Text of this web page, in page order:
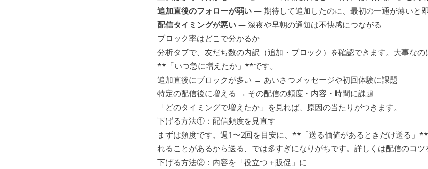
追加直後のフォローが弱い— 期待して追加したのに、最初の一通が薄いと
配信タイミングが悪い— 深夜や早朝の通知は不快感につながる
ブロック率はどこで分かるか
分析タブで、友だち数の内訳（追加・ブロック）を確認できます。大事なの
**「いつ急に増えたか」**です。
追加直後にブロックが多い → あいさつメッセージや初回体験に課題
特定の配信後に増える → その配信の頻度・内容・時間に課題
「どのタイミングで増えたか」を見れば、原因の当たりがつきます。
下げる方法①：配信頻度を見直す
まずは頻度です。週1〜2回を目安に、**「送る価値があるときだけ送る」
れることがあるから送る、では多すぎになりがちです。詳しくは配信のコツ
下げる方法②：内容を「役立つ＋販促」に